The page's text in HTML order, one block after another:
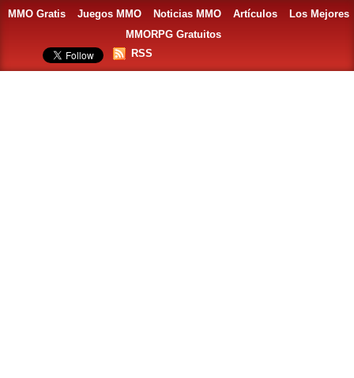
MMO Gratis Juegos MMO Noticias MMO Artículos
Los Mejores
MMORPG Gratuitos
RSS